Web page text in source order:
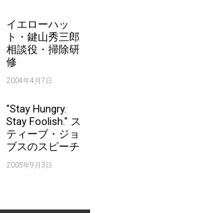
イエローハッ
ト・鍵山秀三郎
相談役・掃除研
修
2004年4月7日
"Stay Hungry.
Stay Foolish." ス
ティーブ・ジョ
ブスのスピーチ
2005年9月3日